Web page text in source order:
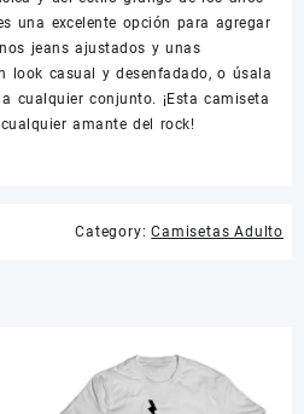
una excelente opción para agregar
jeans ajustados y unas
look casual y desenfadado, o úsala
cualquier conjunto. ¡Esta camiseta
amante del rock!
Category:Camisetas Adulto